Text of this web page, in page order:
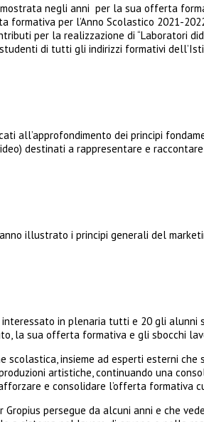
negli anni per la sua offerta
per l’Anno Scolastico 2021-
per la realizzazione di
di tutti gli indirizzi formativi
all’approfondimento dei principi
destinati a rappresentare e
illustrato i principi generali del
in plenaria tutti e 20 gli alunni
la sua offerta formativa e gli sbocchi
insieme ad esperti esterni
artistiche, continuando una
e consolidare l’offerta formativa
persegue da alcuni anni e che